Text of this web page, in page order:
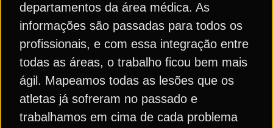
departamentos da área médica. As
informações são passadas para todos os
profissionais, e com essa integração entre
todas as áreas, o trabalho ficou bem mais
ágil. Mapeamos todas as lesões que os
atletas já sofreram no passado e
trabalhamos em cima de cada problema